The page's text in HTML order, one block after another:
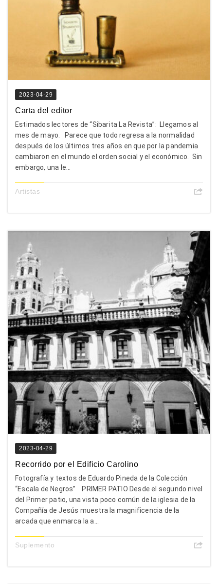
2023-04-29
Carta del editor
Estimados lectores de “Sibarita La Revista”: Llegamos al
mes de mayo. Parece que todo regresa a la normalidad
después de los últimos tres años en que por la pandemia
cambiaron en el mundo el orden social y el económico. Sin
embargo, una le...
Artistas
2023-04-29
Recorrido por el Edificio Carolino
Fotografía y textos de Eduardo Pineda de la Colección
“Escala de Negros” PRIMER PATIO Desde el segundo nivel
del Primer patio, una vista poco común de la iglesia de la
Compañía de Jesús muestra la magnificencia de la
arcada que enmarca la a...
Suplemento